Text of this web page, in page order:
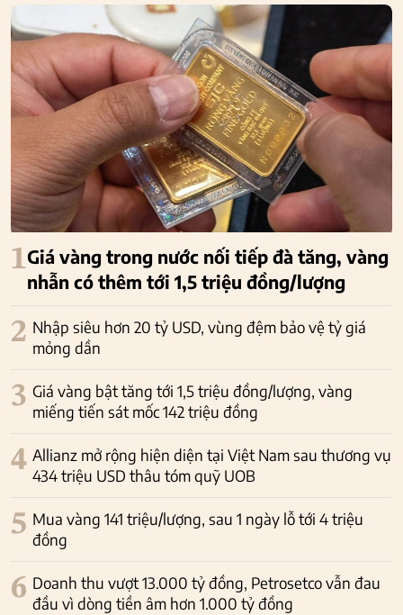
1Giá vàng trong nước nối tiếp đà tăng, vàng
nhẫn có thêm tới 1,5 triệu đồng/lượng
2 Nhập siêu hơn 20 tỷ USD, vùng đệm bảo vệ tỷ giá
mỏng dần
3 Giá vàng bật tăng tới 1,5 triệu đồng/lượng, vàng
miếng tiến sát mốc 142 triệu đồng
4 Allianz mở rộng hiện diện tại Việt Nam sau thương vụ
434 triệu USD thâu tóm quỹ UOB
5 Mua vàng 141 triệu/lượng, sau 1 ngày lỗ tới 4 triệu
đồng
6 Doanh thu vượt 13.000 tỷ đồng, Petrosetco vẫn đau
đầu vì dòng tiền âm hơn 1.000 tỷ đồng